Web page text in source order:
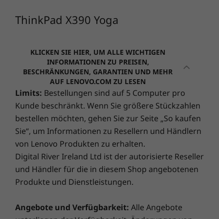
13.3" FHD (1920 x 1080), IPS, 300-nit touchscreen
Brand
Prozessor
Up to 8th Gen
Intel® Core™ i7
with vPro
Betriebssystem
Webpreis ab
€ 829,01
Prozessor
Bis zu AMD
Ryzen™ PRO 7
Mobilprozessor
der Serie 7040 mit
Ryzen™ AI
Betriebssystem
Webpreis
€
Core™
(Serie 2)
Schützen Sie Ihren PC mit Lenovos Accidental Damage
Protection: dem ultimativen Schutzschild gegen böse
Überraschungen! Schluss mit unvorhergesehenen
Reparaturkosten. Zahlen Sie einmalig einen Betrag im
Voraus und profitieren Sie so von Einsparungen von
28% bis 80%. Unsere Technikexperten, ausgestattet mit
Lenovos hochmodernen Diagnoseprogrammen, decken
versteckte Schäden auf und beugen so bösen
Überraschungen vor!
Smart Performance
Computernutzung! Verleihen Sie Ihrem Computer
ThinkPad X390 Yoga
KLICKEN SIE HIER, UM ALLE WICHTIGEN
INFORMATIONEN ZU PREISEN,
BESCHRÄNKUNGEN, GARANTIEN UND MEHR
AUF LENOVO.COM ZU LESEN
Limits: Bestellungen sind auf 5 Computer pro
Kunde beschränkt. Wenn Sie größere Stückzahlen
bestellen möchten, gehen Sie zur Seite „So kaufen
Sie“, um Informationen zu Resellern und Händlern
von Lenovo Produkten zu erhalten.
Digital River Ireland Ltd ist der autorisierte Reseller
und Händler für die in diesem Shop angebotenen
Produkte und Dienstleistungen.
Angebote und Verfügbarkeit: Alle Angebote